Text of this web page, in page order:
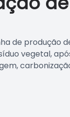
de produção
vegetal,